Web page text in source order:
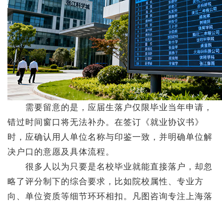
需要留意的是，应届生落户仅限毕业当年申请，
错过时间窗口将无法补办。在签订《就业协议书》
时，应确认用人单位名称与印鉴一致，并明确单位解
决户口的意愿及具体流程。
很多人以为只要是名校毕业就能直接落户，却忽
略了评分制下的综合要求，比如院校属性、专业方
向、单位资质等细节环环相扣。凡图咨询专注上海落